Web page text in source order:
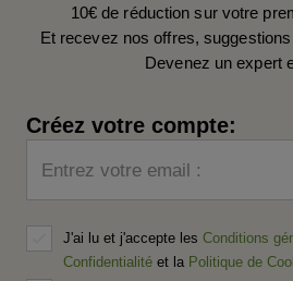
10€ de réduction sur votre
Et recevez nos offres,
Devenez un expert
Créez votre compte:
Entrez votre email :
J'ai lu et j'accepte les Conditions
Confidentialité et la Politique de